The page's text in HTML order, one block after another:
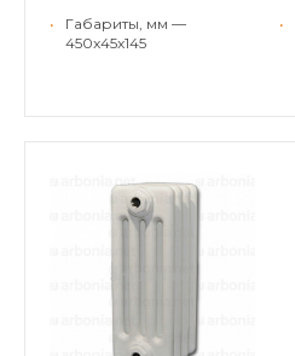
•
Габариты, мм —
450x45x145
•